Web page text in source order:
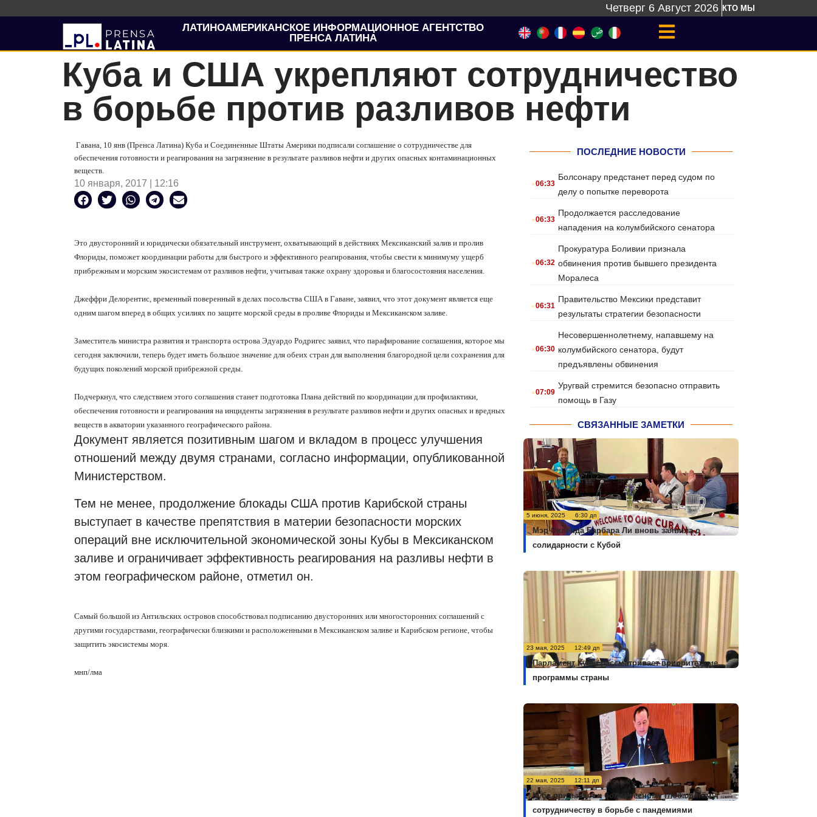
Четверг 6 Август 2026 КТО МЫ
ЛАТИНОАМЕРИКАНСКОЕ ИНФОРМАЦИОННОЕ АГЕНТСТВО
ПРЕНСА ЛАТИНА
Куба и США укрепляют сотрудничество
в борьбе против разливов нефти
Гавана, 10 янв (Пренса Латина) Куба и Соединенные Штаты Америки подписали соглашение о сотрудничестве для
обеспечения готовности и реагирования на загрязнение в результате разливов нефти и других опасных контаминационных
веществ.
10 января, 2017 | 12:16
Это двусторонний и юридически обязательный инструмент, охватывающий в действиях Мексиканский залив и пролив
Флориды, поможет координации работы для быстрого и эффективного реагирования, чтобы свести к минимуму ущерб
прибрежным и морским экосистемам от разливов нефти, учитывая также охрану здоровья и благосостояния населения.
Джеффри Делорентис, временный поверенный в делах посольства США в Гаване, заявил, что этот документ является еще
одним шагом вперед в общих усилиях по защите морской среды в проливе Флориды и Мексиканском заливе.
Заместитель министра развития и транспорта острова Эдуардо Родригес заявил, что парафирование соглашения, которое мы
сегодня заключили, теперь будет иметь большое значение для обеих стран для выполнения благородной цели сохранения для
будущих поколений морской прибрежной среды.
Подчеркнул, что следствием этого соглашения станет подготовка Плана действий по координации для профилактики,
обеспечения готовности и реагирования на инциденты загрязнения в результате разливов нефти и других опасных и вредных
веществ в акватории указанного географического района.
Документ является позитивным шагом и вкладом в процесс улучшения
отношений между двумя странами, согласно информации, опубликованной
Министерством.
Тем не менее, продолжение блокады США против Карибской страны
выступает в качестве препятствия в материи безопасности морских
операций вне исключительной экономической зоны Кубы в Мексиканском
заливе и ограничивает эффективность реагирования на разливы нефти в
этом географическом районе, отметил он.
Самый большой из Антильских островов способствовал подписанию двусторонних или многосторонних соглашений с
другими государствами, географически близкими и расположенными в Мексиканском заливе и Карибском регионе, чтобы
защитить экосистемы моря.
мнп/лма
ПОСЛЕДНИЕ НОВОСТИ
.06:33
Болсонару предстанет перед судом по
делу о попытке переворота
.06:33
Продолжается расследование
нападения на колумбийского сенатора
.06:32
Прокуратура Боливии признала
обвинения против бывшего президента
Моралеса
.06:31
Правительство Мексики представит
результаты стратегии безопасности
.06:30
Несовершеннолетнему, напавшему на
колумбийского сенатора, будут
предъявлены обвинения
.07:09
Уругвай стремится безопасно отправить
помощь в Газу
СВЯЗАННЫЕ ЗАМЕТКИ
5 июня, 2025 6:30 дп
Мэр Окленда Барбара Ли вновь заявила о
солидарности с Кубой
23 мая, 2025 12:49 дп
Парламент Кубы рассматривает приоритетные
программы страны
22 мая, 2025 12:11 дп
Куба призывает к более тесному глобальному
сотрудничеству в борьбе с пандемиями